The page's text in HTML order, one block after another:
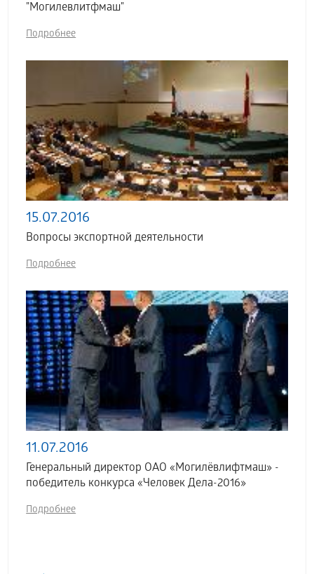
"Могилевлитфмаш"
Подробнее
15.07.2016
Вопросы экспортной деятельности
Подробнее
11.07.2016
Генеральный директор ОАО «Могилёвлифтмаш» -
победитель конкурса «Человек Дела-2016»
Подробнее